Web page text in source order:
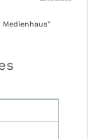
Medienhaus"